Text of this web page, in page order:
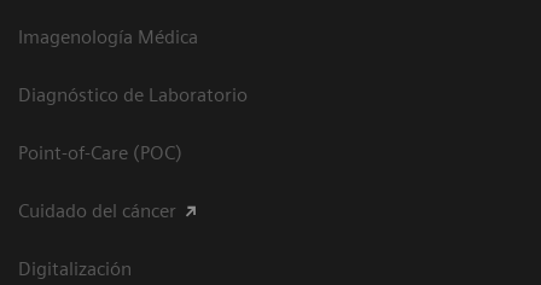
Imagenología Médica
Diagnóstico de Laboratorio
Point-of-Care (POC)
Cuidado del cáncer
Digitalización